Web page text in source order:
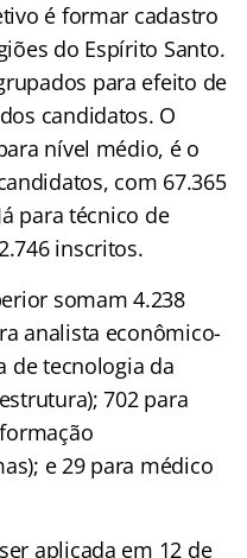
é formar cadastro
do Espírito Santo.
para efeito de
candidatos. O
nível médio, é o
com 67.365
para técnico de
inscritos.
somam 4.238
analista econômico-
de tecnologia da
702 para
e 29 para médico
aplicada em 12 de